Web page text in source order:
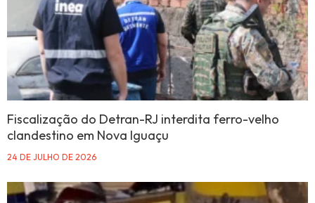
Fiscalização do Detran-RJ interdita ferro-velho
clandestino em Nova Iguaçu
24 DE JULHO DE 2026